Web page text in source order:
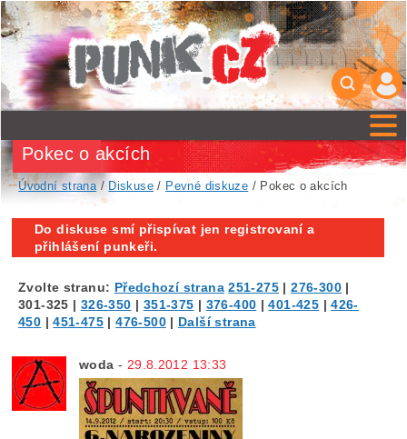
Pokec o akcích
Úvodní strana/ Diskuse / Pevné diskuze / Pokec o akcích
Do diskuse smí přispívat jen registrovaní a
přihlášení punkeři.
Zvolte stranu: Předchozí strana 251-275 |276-300|
301-325 | 326-350 | 351-375 | 376-400 |401-425 |426-
450 |451-475 |476-500| Další strana
woda - 29.8.2012 13:33